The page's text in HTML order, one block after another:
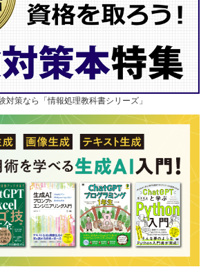
対策なら「情報処理教科書シリーズ」